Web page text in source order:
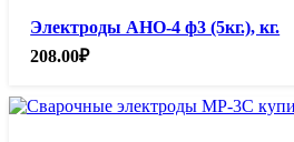
Электроды АНО-4 ф3 (5кг.), кг.
208.00₽